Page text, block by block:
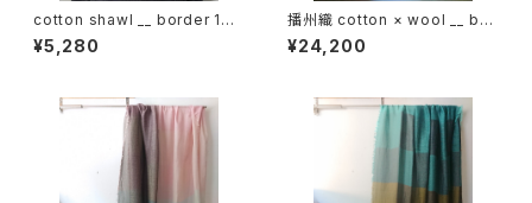
cotton shawl __ border 160
春霖w
¥5,280
播州織 cotton × wool __ bor
der 220-120 秋麗GK
¥24,200